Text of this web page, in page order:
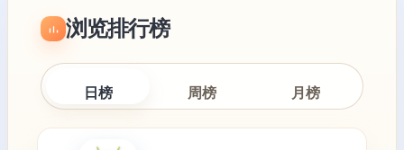
浏览排行榜
日榜 周榜 月榜